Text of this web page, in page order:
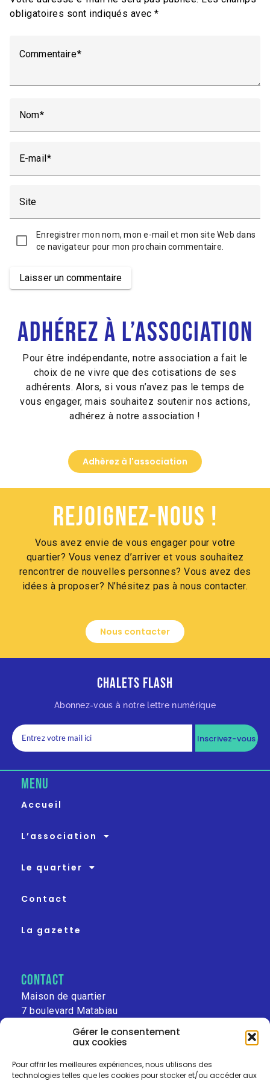
Gérer le consentement
aux cookies
Pour offrir les meilleures expériences, nous utilisons des
technologies telles que les cookies pour stocker et/ou accéder aux
obligatoires sont indiqués avec *
Commentaire
Nom
E-mail
Site
Enregistrer mon nom, mon e-mail et mon site Web dans
ce navigateur pour mon prochain commentaire.
Laisser un commentaire
Adhérez à l’association
Pour être indépendante, notre association a fait le
choix de ne vivre que des cotisations de ses
adhérents. Alors, si vous n’avez pas le temps de
vous engager, mais souhaitez soutenir nos actions,
adhérez à notre association !
Adhèrez à l'association
Rejoignez-nous !
Vous avez envie de vous engager pour votre
quartier? Vous venez d’arriver et vous souhaitez
rencontrer de nouvelles personnes? Vous avez des
idées à proposer? N’hésitez pas à nous contacter.
Nous contacter
Chalets Flash
Abonnez-vous à notre lettre numérique
Inscrivez-vous
MENU
Accueil
L’association
Le quartier
Contact
La gazette
contact
Maison de quartier
7 boulevard Matabiau
31000 Toulouse